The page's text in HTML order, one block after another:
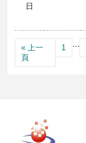
日
« 上一
頁
1 …